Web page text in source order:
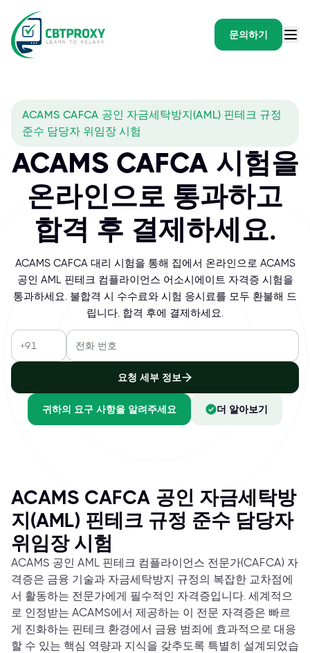
문의하기
ACAMS CAFCA 공인 자금세탁방지(AML) 핀테크 규정
준수 담당자 위임장 시험
ACAMS CAFCA 시험을
온라인으로 통과하고
합격 후 결제하세요.
ACAMS CAFCA 대리 시험을 통해 집에서 온라인으로 ACAMS
공인 AML 핀테크 컴플라이언스 어소시에이트 자격증 시험을
통과하세요. 불합격 시 수수료와 시험 응시료를 모두 환불해 드
립니다. 합격 후에 결제하세요.
요청 세부 정보
귀하의 요구 사항을 알려주세요 더 알아보기
ACAMS CAFCA 공인 자금세탁방
지(AML) 핀테크 규정 준수 담당자
위임장 시험
ACAMS 공인 AML 핀테크 컴플라이언스 전문가(CAFCA) 자
격증은 금융 기술과 자금세탁방지 규정의 복잡한 교차점에
서 활동하는 전문가에게 필수적인 자격증입니다. 세계적으
로 인정받는 ACAMS에서 제공하는 이 전문 자격증은 빠르
게 진화하는 핀테크 환경에서 금융 범죄에 효과적으로 대응
할 수 있는 핵심 역량과 지식을 갖추도록 특별히 설계되었습